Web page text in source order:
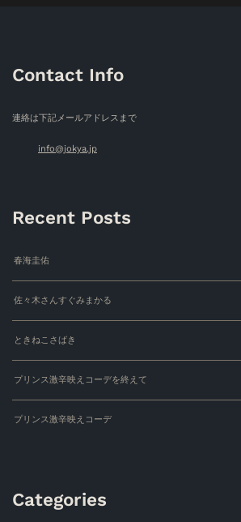
Contact Info
連絡は下記メールアドレスまで
info@jokya.jp
Recent Posts
春海圭佑
佐々木さんすぐみまかる
ときねこさばき
プリンス激辛映えコーデを終えて
プリンス激辛映えコーデ
Categories